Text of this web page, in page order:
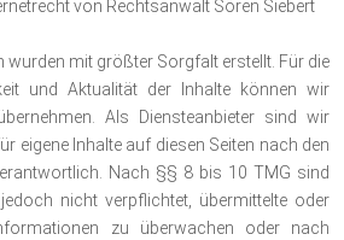
von Rechtsanwalt Sören Siebert
wurden mit größter Sorgfalt erstellt. Für die
und Aktualität der Inhalte können wir
Als Diensteanbieter sind wir
eigene Inhalte auf diesen Seiten nach den
Nach §§ 8 bis 10 TMG sind
nicht verpflichtet, übermittelte oder
zu überwachen oder nach